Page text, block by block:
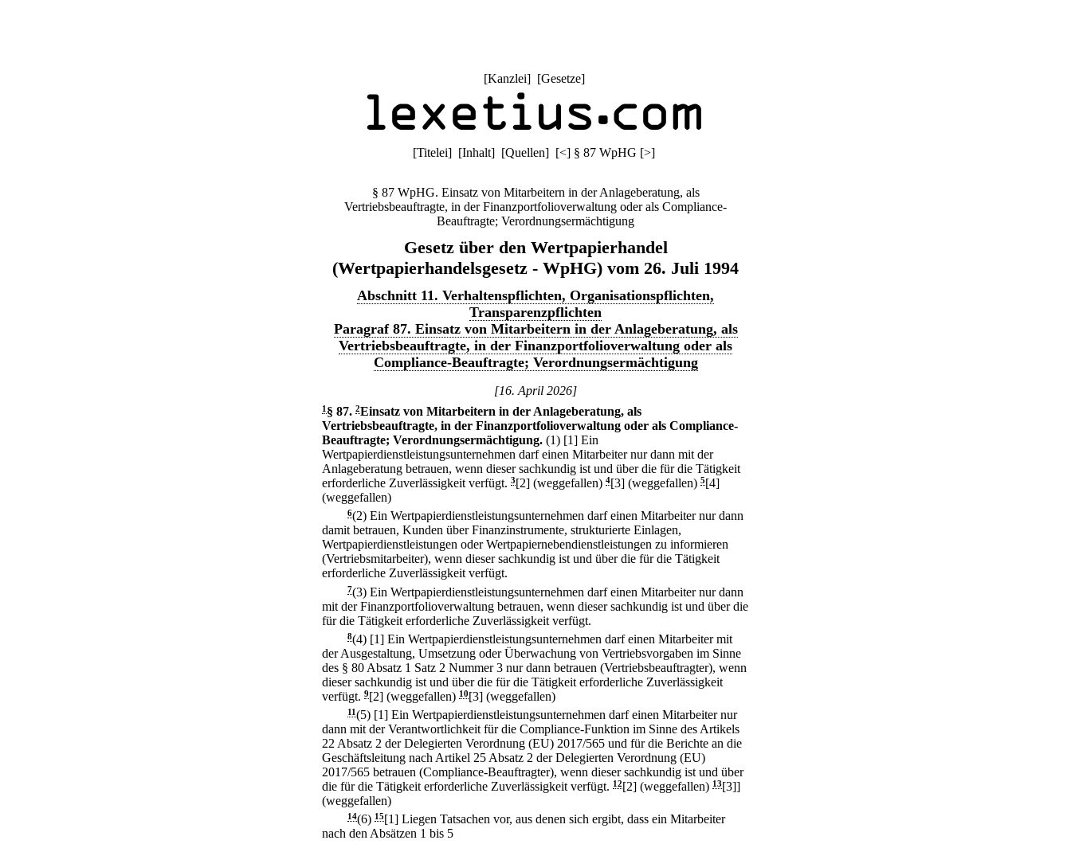
[Kanzlei] [Gesetze]
[Titelei] [Inhalt] [Quellen] [<] § 87 WpHG [>]
§ 87 WpHG. Einsatz von Mitarbeitern in der Anlageberatung, als
Vertriebsbeauftragte, in der Finanzportfolioverwaltung oder als Compliance-
Beauftragte; Verordnungsermächtigung
Gesetz über den Wertpapierhandel
(Wertpapierhandelsgesetz - WpHG) vom 26. Juli 1994
Abschnitt 11. Verhaltenspflichten, Organisationspflichten,
Transparenzpflichten
Paragraf 87. Einsatz von Mitarbeitern in der Anlageberatung, als
Vertriebsbeauftragte, in der Finanzportfolioverwaltung oder als
Compliance-Beauftragte; Verordnungsermächtigung
[16. April 2026]
1 § 87. 2Einsatz von Mitarbeitern in der Anlageberatung, als
Vertriebsbeauftragte, in der Finanzportfolioverwaltung oder als Compliance-
Beauftragte; Verordnungsermächtigung. (1) [1] Ein
Wertpapierdienstleistungsunternehmen darf einen Mitarbeiter nur dann mit der
Anlageberatung betrauen, wenn dieser sachkundig ist und über die für die Tätigkeit
erforderliche Zuverlässigkeit verfügt. 3[2] (weggefallen) 4[3] (weggefallen) 5[4]
(weggefallen)
6(2) Ein Wertpapierdienstleistungsunternehmen darf einen Mitarbeiter nur dann
damit betrauen, Kunden über Finanzinstrumente, strukturierte Einlagen,
Wertpapierdienstleistungen oder Wertpapiernebendienstleistungen zu informieren
(Vertriebsmitarbeiter), wenn dieser sachkundig ist und über die für die Tätigkeit
erforderliche Zuverlässigkeit verfügt.
7(3) Ein Wertpapierdienstleistungsunternehmen darf einen Mitarbeiter nur dann
mit der Finanzportfolioverwaltung betrauen, wenn dieser sachkundig ist und über die
für die Tätigkeit erforderliche Zuverlässigkeit verfügt.
8(4) [1] Ein Wertpapierdienstleistungsunternehmen darf einen Mitarbeiter mit
der Ausgestaltung, Umsetzung oder Überwachung von Vertriebsvorgaben im Sinne
des § 80 Absatz 1 Satz 2 Nummer 3 nur dann betrauen (Vertriebsbeauftragter), wenn
dieser sachkundig ist und über die für die Tätigkeit erforderliche Zuverlässigkeit
verfügt. 9[2] (weggefallen) 10[3] (weggefallen)
11 (5) [1] Ein Wertpapierdienstleistungsunternehmen darf einen Mitarbeiter nur
dann mit der Verantwortlichkeit für die Compliance-Funktion im Sinne des Artikels
22 Absatz 2 der Delegierten Verordnung (EU) 2017/565 und für die Berichte an die
Geschäftsleitung nach Artikel 25 Absatz 2 der Delegierten Verordnung (EU)
2017/565 betrauen (Compliance-Beauftragter), wenn dieser sachkundig ist und über
die für die Tätigkeit erforderliche Zuverlässigkeit verfügt. 12[2] (weggefallen) 13[3]]
(weggefallen)
14(6) 15[1] Liegen Tatsachen vor, aus denen sich ergibt, dass ein Mitarbeiter
nach den Absätzen 1 bis 5